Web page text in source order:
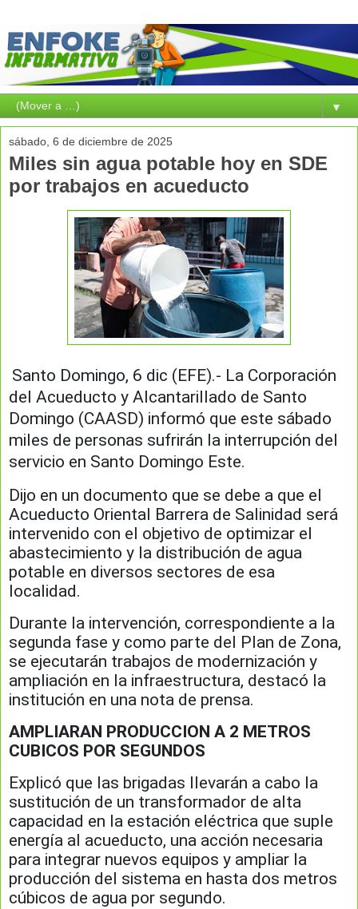
▼
sábado, 6 de diciembre de 2025
Miles sin agua potable hoy en SDE
por trabajos en acueducto
Santo Domingo, 6 dic (EFE).- La Corporación
del Acueducto y Alcantarillado de Santo
Domingo (CAASD) informó que este sábado
miles de personas sufrirán la interrupción del
servicio en Santo Domingo Este.
Dijo en un documento que se debe a que el
Acueducto Oriental Barrera de Salinidad será
intervenido con el objetivo de optimizar el
abastecimiento y la distribución de agua
potable en diversos sectores de esa
localidad.
Durante la intervención, correspondiente a la
segunda fase y como parte del Plan de Zona,
se ejecutarán trabajos de modernización y
ampliación en la infraestructura, destacó la
institución en una nota de prensa.
AMPLIARAN PRODUCCION A 2 METROS
CUBICOS POR SEGUNDOS
Explicó que las brigadas llevarán a cabo la
sustitución de un transformador de alta
capacidad en la estación eléctrica que suple
energía al acueducto, una acción necesaria
para integrar nuevos equipos y ampliar la
producción del sistema en hasta dos metros
cúbicos de agua por segundo.